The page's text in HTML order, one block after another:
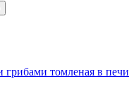
грибами томленая в печи